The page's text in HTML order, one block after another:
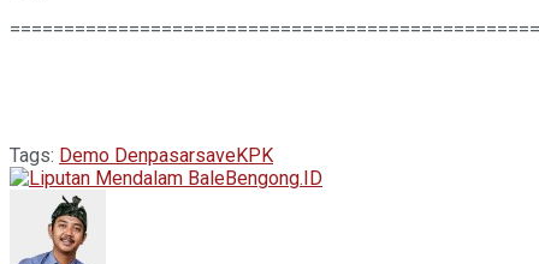
Tags: Demo DenpasarsaveKPK